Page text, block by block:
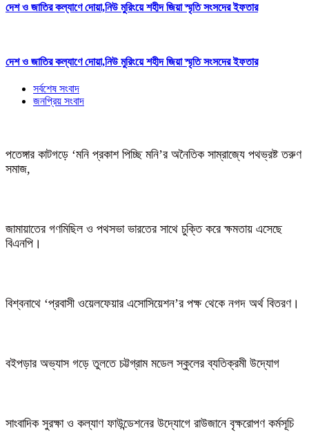
দেশ ও জাতির কল্যাণে দোয়া,নিউ মুরিংয়ে শহীদ জিয়া স্মৃতি সংসদের ইফতার
দেশ ও জাতির কল্যাণে দোয়া,নিউ মুরিংয়ে শহীদ জিয়া স্মৃতি সংসদের ইফতার
সর্বশেষ সংবাদ
জনপ্রিয় সংবাদ
পতেঙ্গার কাটগড়ে ‘মনি প্রকাশ পিচ্ছি মনি’র অনৈতিক সাম্রাজ্যে পথভ্রষ্ট তরুণ
সমাজ,
জামায়াতের গণমিছিল ও পথসভা ভারতের সাথে চুক্তি করে ক্ষমতায় এসেছে
বিএনপি।
বিশ্বনাথে ‘প্রবাসী ওয়েলফেয়ার এসোসিয়েশন’র পক্ষ থেকে নগদ অর্থ বিতরণ।
বইপড়ার অভ্যাস গড়ে তুলতে চট্টগ্রাম মডেল স্কুলের ব্যতিক্রমী উদ্যোগ
সাংবাদিক সুরক্ষা ও কল্যাণ ফাউন্ডেশনের উদ্যোগে রাউজানে বৃক্ষরোপণ কর্মসূচি